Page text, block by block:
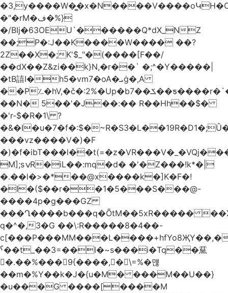
�"�rM�ف�%}
�/BIj�63OEU`������Q*dX_NZ
��;P�:J��K����W���� ��?
2Z��X�;K'$_"�(����[F��/
��dX��Z&zi��k}N,�r��` �;^�Y�����|
�tB譆I�h5�vm7�oA�ܝġ�,A
��P؉�hV,�č�:2%�Up�bݎ��7��ƽ����r�`��bn<1g�(h�ى!
��N� 5��'�J��:�� R��Hh��$�
�'r-$�R�1\ ?
���vz����V�)�F
M];sݍR�iL��:mq�d� �'�Z���!k*�|
�.��l�>�*��@x����k�]K�F�!
�I�($��r��1�5���S���@-
����4p�g���GZ
���Ղ����b���q�ÕtM��5xR�����
q�^�,3�G ��\:R�����8�4��-
c[���P���MM���L����+hfYo8ҖY��,�
ˁ��t_��3=��l�~s���i�Tq��䵤
�.��%��� 9{����, �\=%�먢
��m�%Y��k�J�{u�M� ���M��U��}
�u���G ����[����M